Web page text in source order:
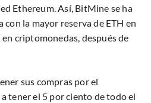
Ethereum. Así, BitMine se ha
la mayor reserva de ETH en
criptomonedas, después de
sus compras por el
tener el 5 por ciento de todo el